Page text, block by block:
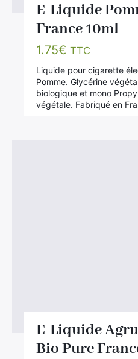
E-Liquide
France 10ml
1.75€ TTC
Liquide pour cigarette
Pomme. Glycérine
biologique et mono
végétale. Fabriqué en
E-Liquide
Bio Pure